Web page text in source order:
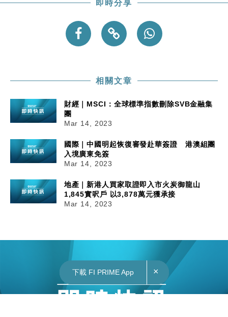
即時分享
相關文章
財經｜MSCI：全球標準指數刪除SVB金融集
團
Mar 14, 2023
國際｜中國明起恢復審發赴華簽證 港澳組團
入境廣東免簽
Mar 14, 2023
地產｜新港人買家取證即入市火炭御龍山
1,845實呎戶 以3,878萬元獲承接
Mar 14, 2023
下載 FI PRIME App ×
下載 FI PRIME App ×
下載 FI PRIME App ×